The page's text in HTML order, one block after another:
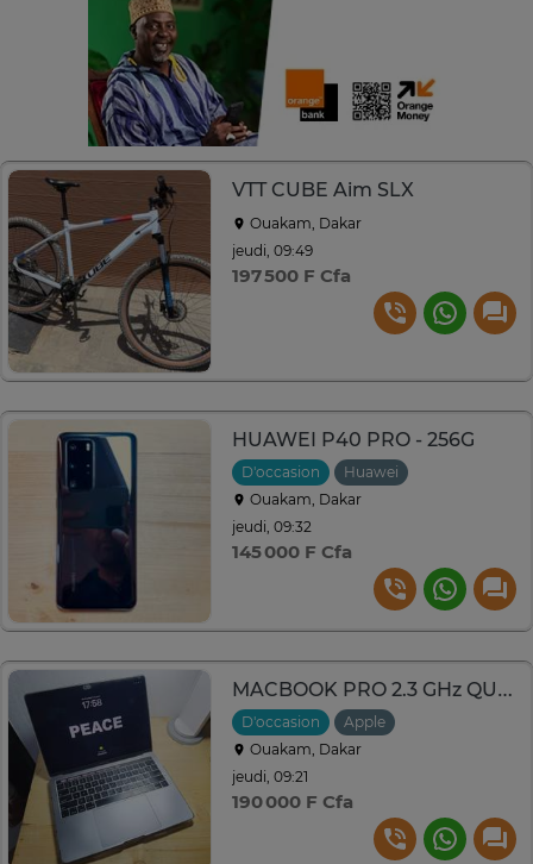
VTT CUBE Aim SLX
Ouakam, Dakar
jeudi, 09:49
197 500 F Cfa
HUAWEI P40 PRO - 256G
D'occasion
Huawei
Ouakam, Dakar
jeudi, 09:32
145 000 F Cfa
MACBOOK PRO 2.3 GHz QUAD-CORE INTEL CORE i5 - 13 inch - 2018
D'occasion
Apple
Ouakam, Dakar
jeudi, 09:21
190 000 F Cfa